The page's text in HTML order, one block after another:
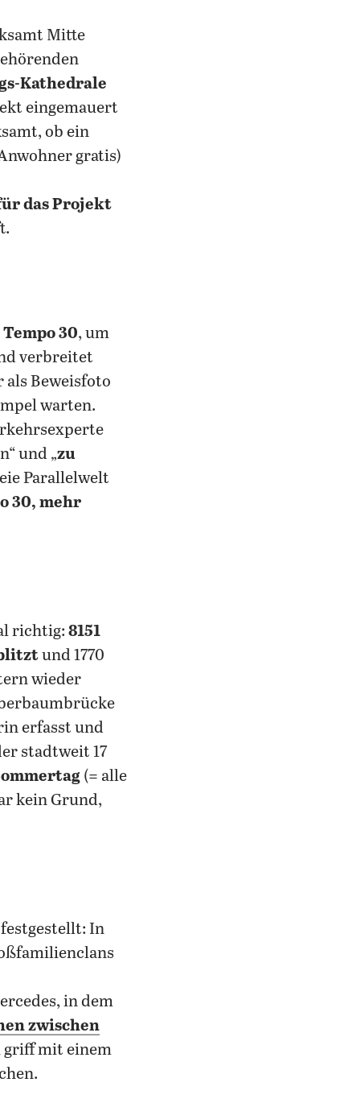
Mitte
Kathedrale
eingemauert
ob ein
gratis)
das Projekt
30, um
verbreitet
als Beweisfoto
warten.
und „zu
Parallelwelt
30, mehr
richtig:8151
und 1770
wieder
erfasst und
stadtweit 17
(= alle
kein Grund,
festgestellt: In
in dem
zwischen
griff mit einem